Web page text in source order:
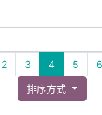
2 3 4 5 6
排序方式